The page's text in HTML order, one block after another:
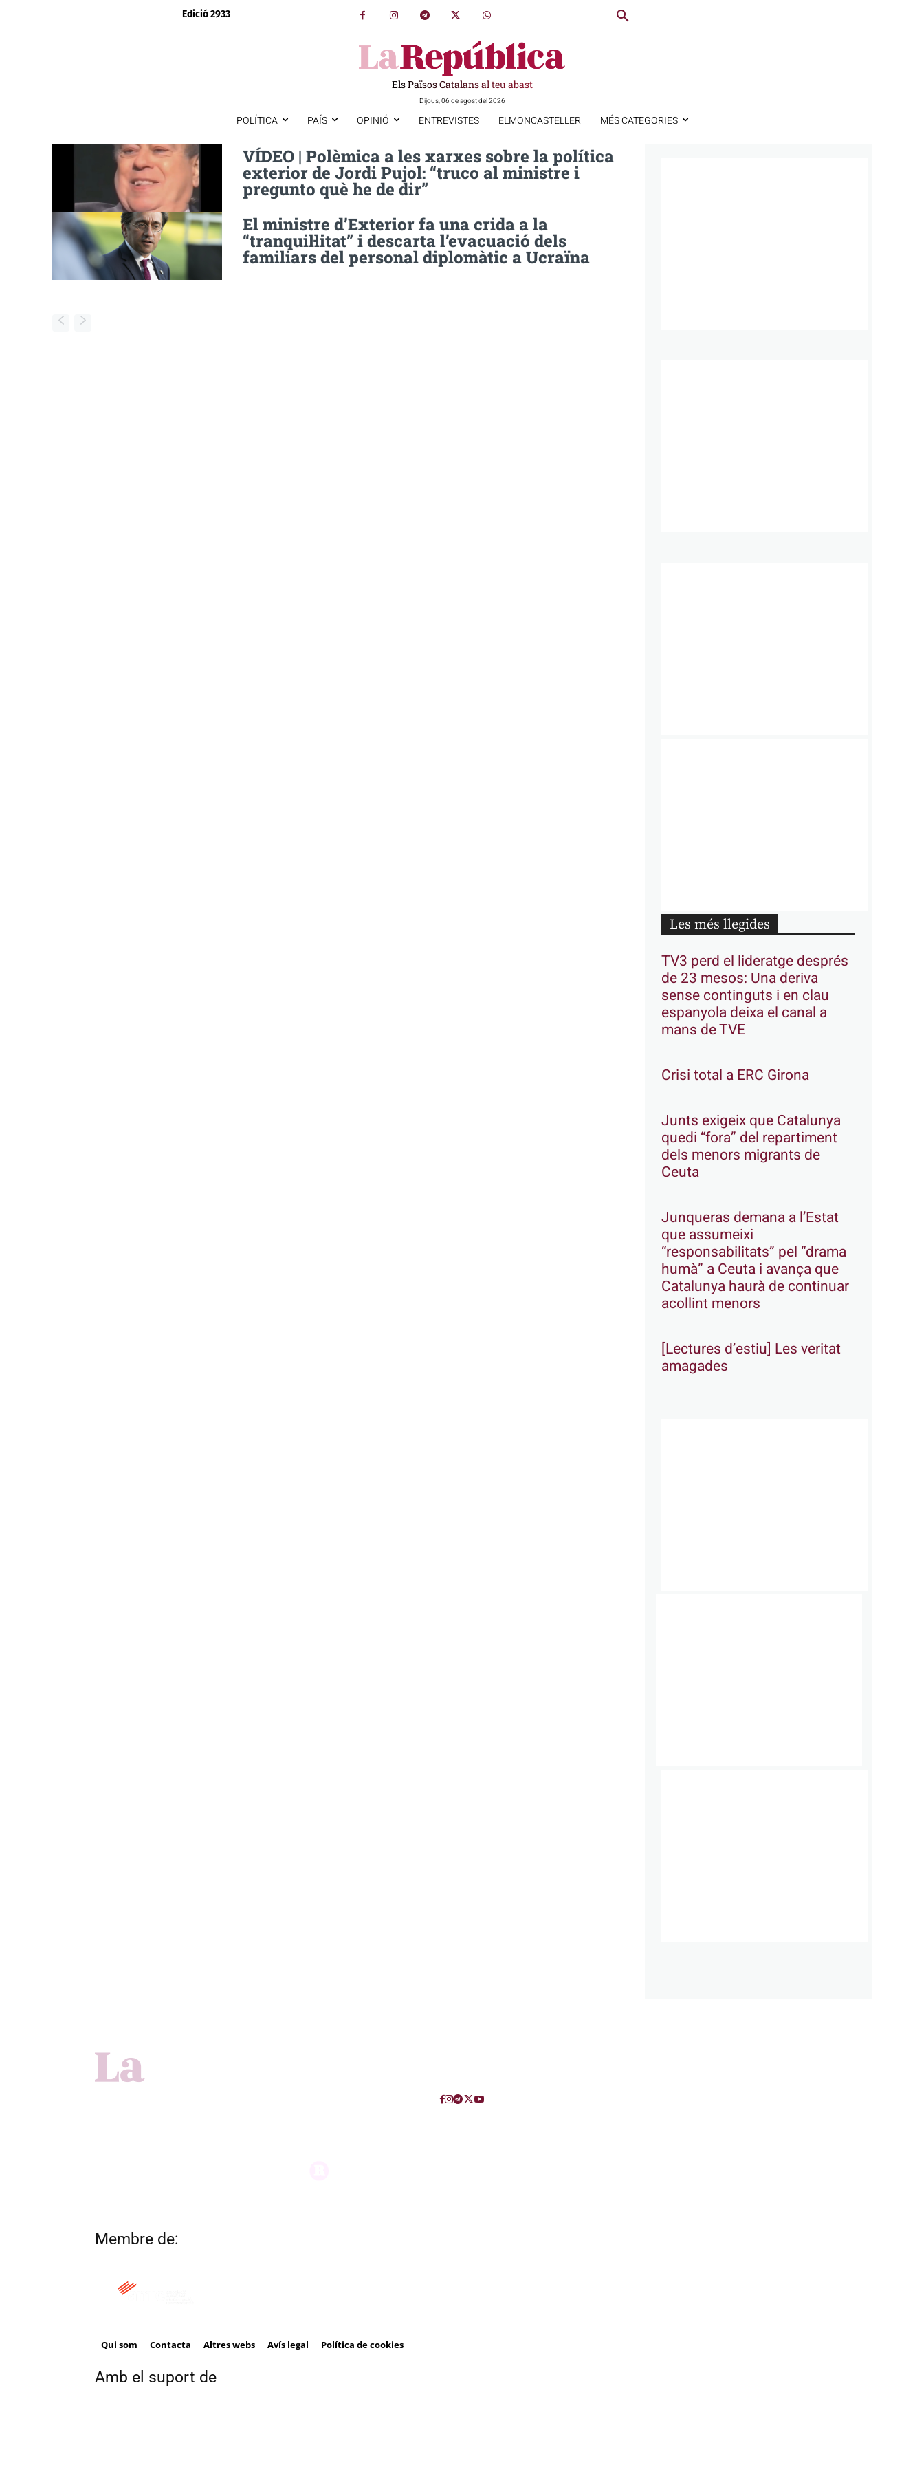
Edició 2933
Els Països Catalans al teu abast
Dijous, 06 de agost del 2026
POLÍTICA PAÍS OPINIÓ ENTREVISTES ELMONCASTELLER MÉS CATEGORIES
VÍDEO | Polèmica a les xarxes sobre la política
exterior de Jordi Pujol: “truco al ministre i
pregunto què he de dir”
El ministre d’Exterior fa una crida a la
“tranquil·litat” i descarta l’evacuació dels
familiars del personal diplomàtic a Ucraïna
Les més llegides
TV3 perd el lideratge després
de 23 mesos: Una deriva
sense continguts i en clau
espanyola deixa el canal a
mans de TVE
Crisi total a ERC Girona
Junts exigeix que Catalunya
quedi “fora” del repartiment
dels menors migrants de
Ceuta
Junqueras demana a l’Estat
que assumeixi
“responsabilitats” pel “drama
humà” a Ceuta i avança que
Catalunya haurà de continuar
acollint menors
[Lectures d’estiu] Les veritat
amagades
Membre de:
Qui som Contacta Altres webs Avís legal Política de cookies
Amb el suport de